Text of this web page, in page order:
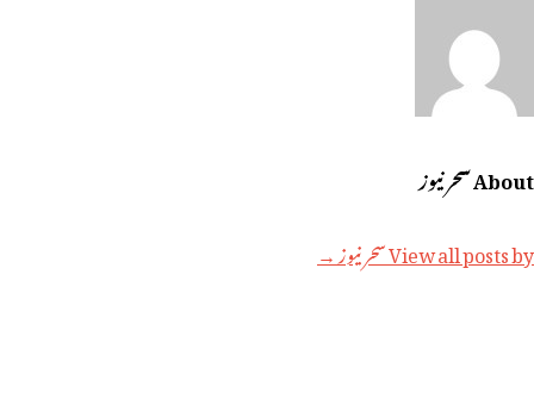
About سحر نیوز
View all posts by سحر نیوز →